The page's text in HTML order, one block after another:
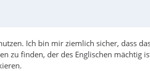
Ich bin mir ziemlich sicher, dass
zu finden, der des Englischen